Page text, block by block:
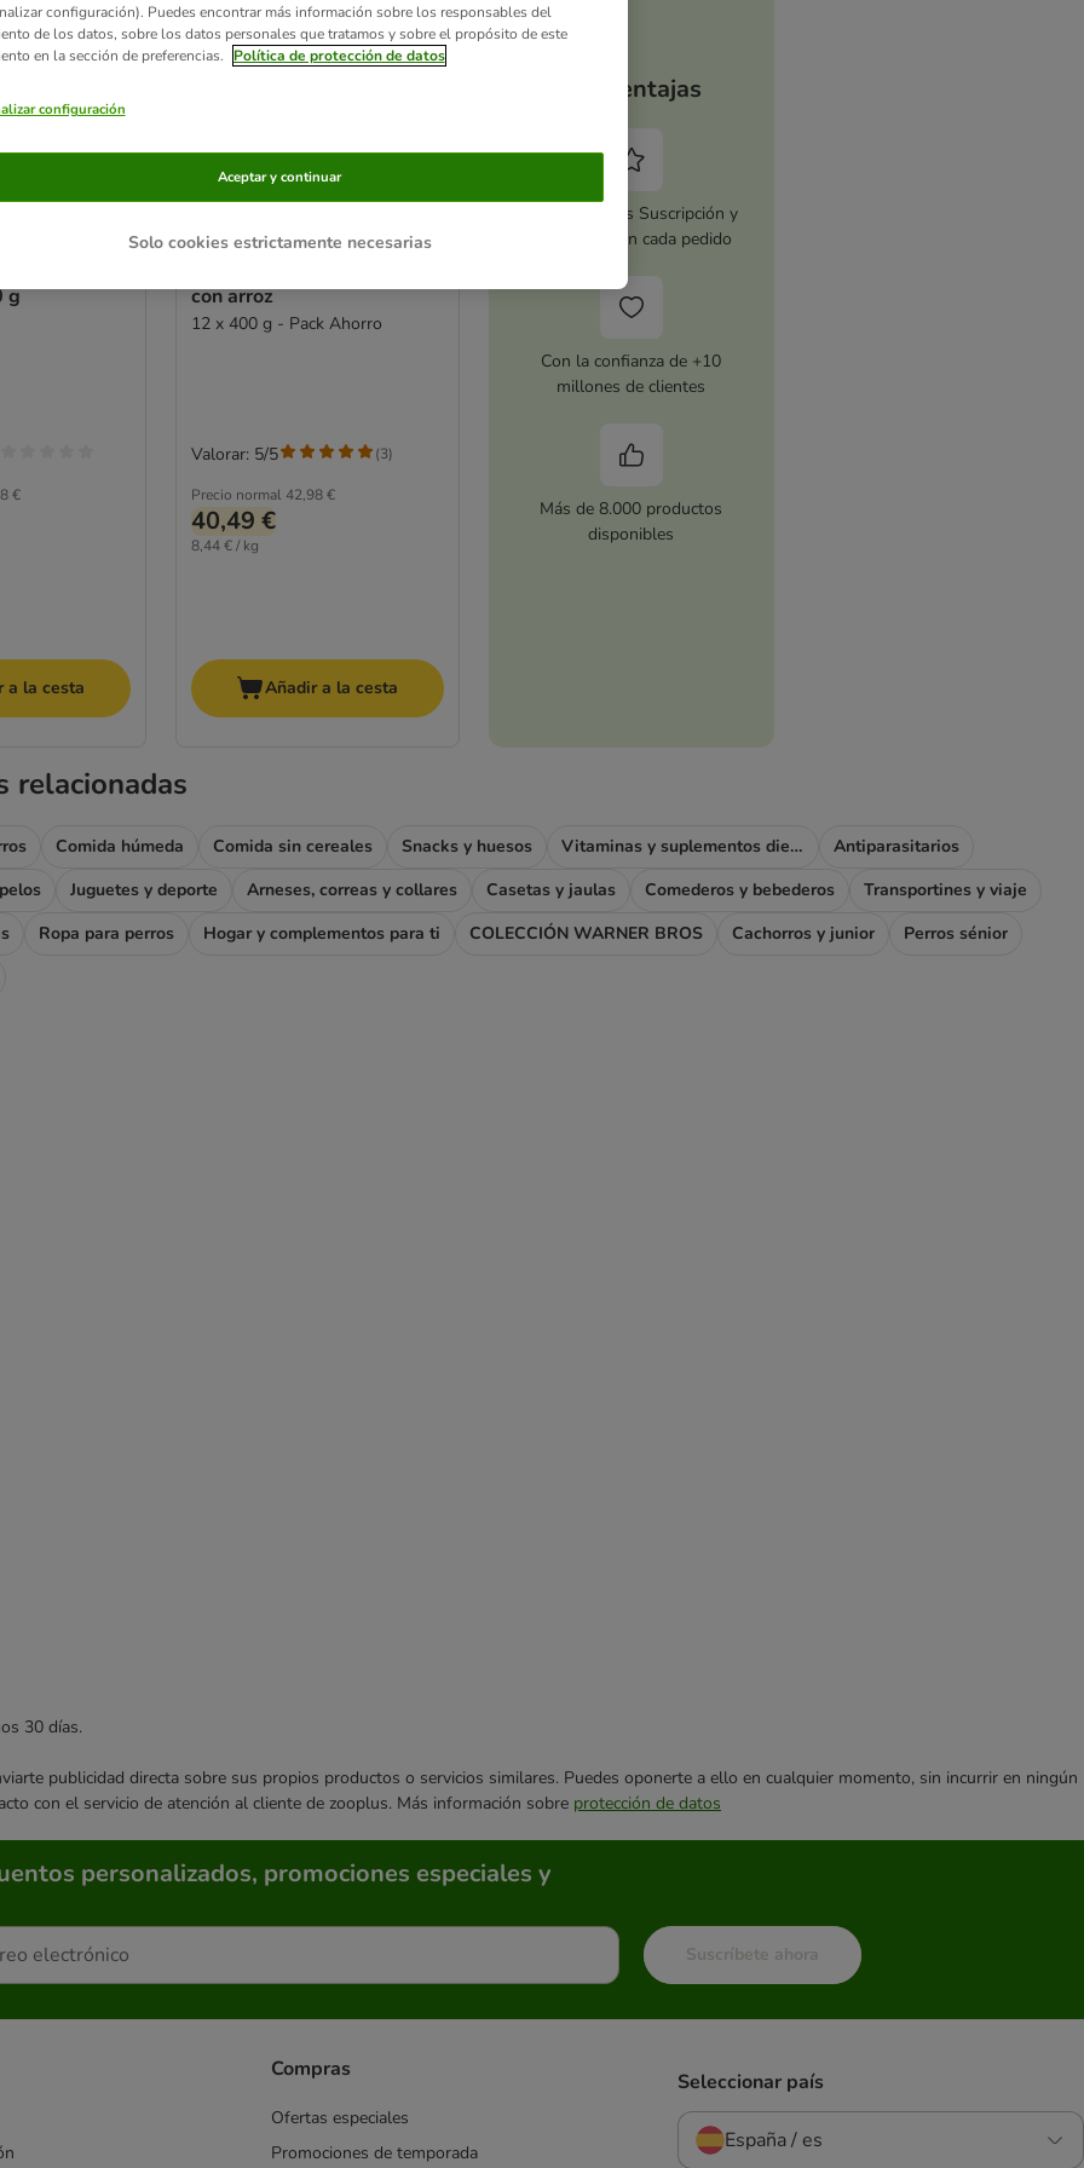
Diet
g
€
a la cesta
con arroz
12 x 400 g - Pack Ahorro
Precio normal 42,98 €
40,49 €
8,44 € / kg
Valorar: 5/5 (3)
Añadir a la cesta
Tus ventajas
Activa zooplus Suscripción y
ahorra 5 % en cada pedido
Con la confianza de +10
millones de clientes
Más de 8.000 productos
disponibles
relacionadas
Comida húmeda Comida sin cereales Snacks y huesos Vitaminas y suplementos dietéticos
Antiparasitarios
Juguetes y deporte Arneses, correas y collares Casetas y jaulas Comederos y bebederos
Transportines y viaje
Ropa para perros Hogar y complementos para ti COLECCIÓN WARNER BROS Cachorros y junior
Perros sénior
30 días.
publicidad directa sobre sus propios productos o servicios similares. Puedes oponerte a ello en cualquier momento, sin incurrir en ningún
con el servicio de atención al cliente de zooplus. Más información sobre protección de datos
personalizados, promociones especiales y
Suscríbete ahora
Compras
Ofertas especiales
Promociones de temporada
Seleccionar país
España / es
configuración). Puedes encontrar más información sobre los responsables del
de los datos, sobre los datos personales que tratamos y sobre el propósito de este
en la sección de preferencias.
Política de protección de datos
configuración
Solo cookies estrictamente necesarias
Aceptar y continuar